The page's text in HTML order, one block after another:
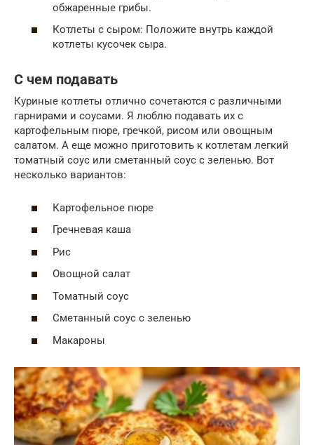
обжаренные грибы.
Котлеты с сыром: Положите внутрь каждой
котлеты кусочек сыра.
С чем подавать
Куриные котлеты отлично сочетаются с различными
гарнирами и соусами. Я люблю подавать их с
картофельным пюре, гречкой, рисом или овощным
салатом. А еще можно приготовить к котлетам легкий
томатный соус или сметанный соус с зеленью. Вот
несколько вариантов:
Картофельное пюре
Гречневая каша
Рис
Овощной салат
Томатный соус
Сметанный соус с зеленью
Макароны